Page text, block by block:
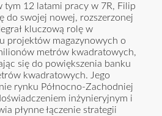
tym 12 latami pracy w 7R, Filip
do swojej nowej, rozszerzonej
kluczową rolę w
projektów magazynowych o
metrów kwadratowych,
się do powiększenia banku
kwadratowych. Jego
rynku Północno-Zachodniej
inżynieryjnym i
płynne łączenie strategii